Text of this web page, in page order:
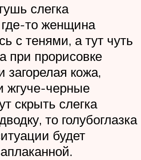
слегка
то женщина
с тенями, а тут чуть
при прорисовке
загорелая кожа,
жгуче-черные
скрыть слегка
то голубоглазка
будет